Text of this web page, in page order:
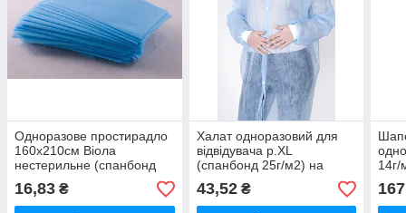
Одноразове простирадло
160х210см Віола
нестерильне (спанбонд
16,83 ₴
Халат одноразовий для
відвідувача р.XL
(спанбонд 25г/м2) на
43,52₴
14г/
167